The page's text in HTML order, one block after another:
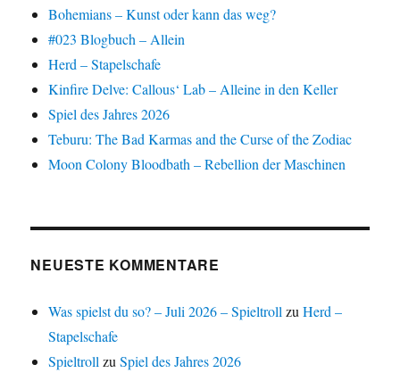
Bohemians – Kunst oder kann das weg?
#023 Blogbuch – Allein
Herd – Stapelschafe
Kinfire Delve: Callous‘ Lab – Alleine in den Keller
Spiel des Jahres 2026
Teburu: The Bad Karmas and the Curse of the Zodiac
Moon Colony Bloodbath – Rebellion der Maschinen
NEUESTE KOMMENTARE
Was spielst du so? – Juli 2026 – SpieltrollzuHerd –
Stapelschafe
SpieltrollzuSpiel des Jahres 2026